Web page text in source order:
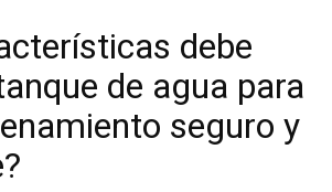
debe
de agua para
seguro y